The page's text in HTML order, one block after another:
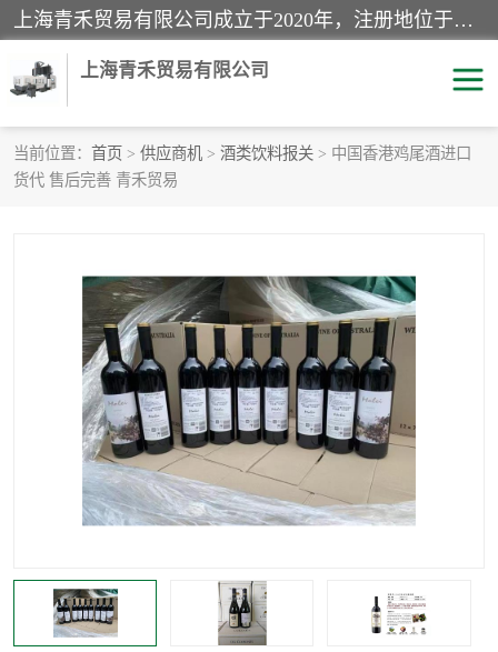
上海青禾贸易有限公司成立于2020年，注册地位于上海市宝山区。经营范围包括：机械设备、五金制品、劳防用品、电子产品、塑胶制品、家具、模具、纺织品、仪器仪表、建筑材料、装饰材料、化工产品、金属制品、机车配件等货物进出口报关、清关服务。
上海青禾贸易有限公司
当前位置： 首页 > 供应商机 > 酒类饮料报关 > 中国香港鸡尾酒进口
货代 售后完善 青禾贸易
酒类饮料报关
进口杂货清关
家用电器报关 机床进口清关
国际灯具清关